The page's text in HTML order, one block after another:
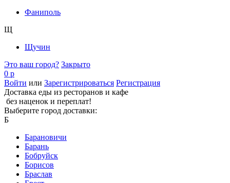
Фаниполь
Щ
Щучин
Это ваш город? Закрыто
0 р
Войти или Зарегистрироваться Регистрация
Доставка еды из ресторанов и кафе
без наценок и переплат!
Выберите город доставки:
Б
Барановичи
Барань
Бобруйск
Борисов
Браслав